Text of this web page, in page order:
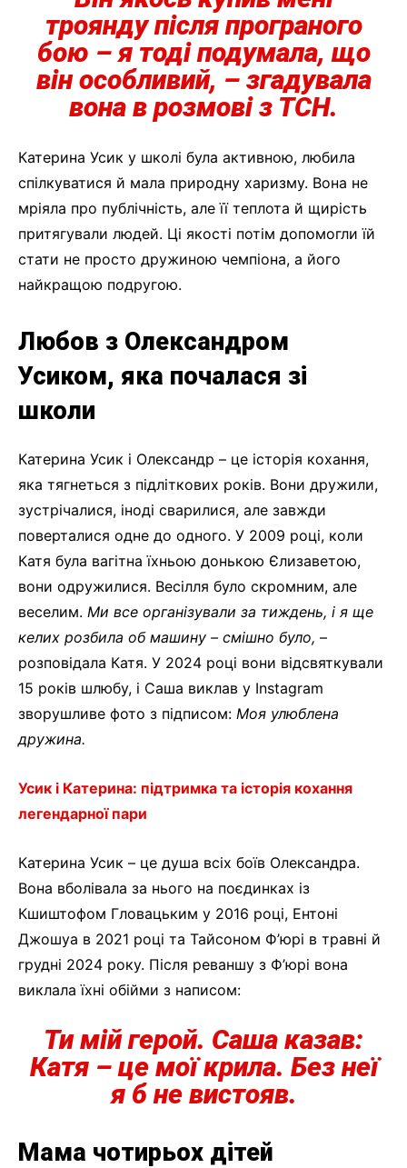
троянду після програного
бою – я тоді подумала, що
він особливий, – згадувала
вона в розмові з ТСН.
Катерина Усик у школі була активною, любила
спілкуватися й мала природну харизму. Вона не
мріяла про публічність, але її теплота й щирість
притягували людей. Ці якості потім допомогли їй
стати не просто дружиною чемпіона, а його
найкращою подругою.
Любов з Олександром
Усиком, яка почалася зі
школи
Катерина Усик і Олександр – це історія кохання,
яка тягнеться з підліткових років. Вони дружили,
зустрічалися, іноді сварилися, але завжди
поверталися одне до одного. У 2009 році, коли
Катя була вагітна їхньою донькою Єлизаветою,
вони одружилися. Весілля було скромним, але
веселим. Ми все організували за тиждень, і я ще
келих розбила об машину – смішно було, –
розповідала Катя. У 2024 році вони відсвяткували
15 років шлюбу, і Саша виклав у Instagram
зворушливе фото з підписом: Моя улюблена
дружина.
Усик і Катерина: підтримка та історія кохання
легендарної пари
Катерина Усик – це душа всіх боїв Олександра.
Вона вболівала за нього на поєдинках із
Кшиштофом Гловацьким у 2016 році, Ентоні
Джошуа в 2021 році та Тайсоном Ф’юрі в травні й
грудні 2024 року. Після реваншу з Ф’юрі вона
виклала їхні обійми з написом:
Ти мій герой. Саша казав:
Катя – це мої крила. Без неї
я б не вистояв.
Мама чотирьох дітей